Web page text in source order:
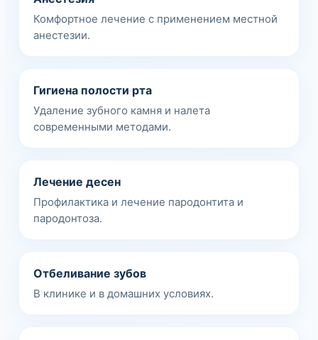
Комфортное лечение с применением местной
анестезии.
Гигиена полости рта
Удаление зубного камня и налета
современными методами.
Лечение десен
Профилактика и лечение пародонтита и
пародонтоза.
Отбеливание зубов
В клинике и в домашних условиях.